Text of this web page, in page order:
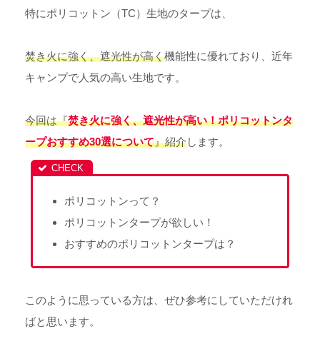
特にポリコットン（TC）生地のタープは、
焚き火に強く、遮光性が高く機能性に優れており、近年
キャンプで人気の高い生地です。
今回は『焚き火に強く、遮光性が高い！ポリコットンタ
ープおすすめ30選について』紹介します。
ポリコットンって？
ポリコットンタープが欲しい！
おすすめのポリコットンタープは？
このように思っている方は、ぜひ参考にしていただけれ
ばと思います。